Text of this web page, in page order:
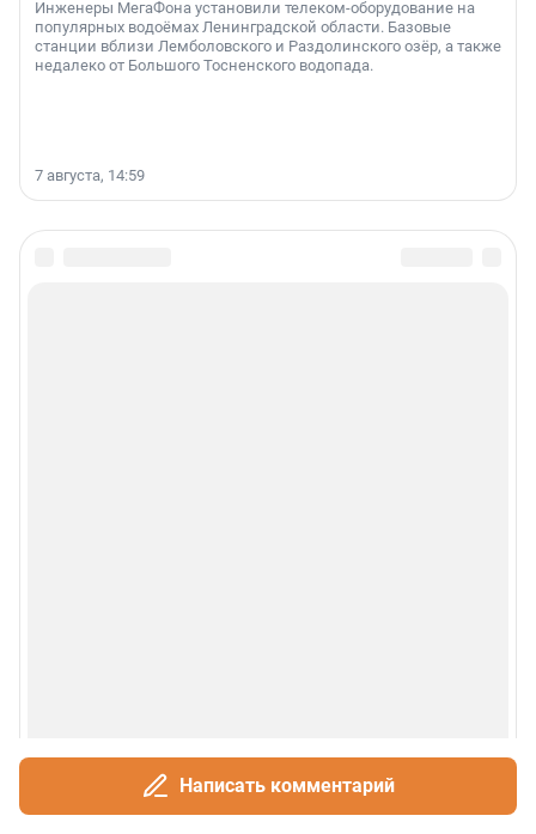
Инженеры МегаФона установили телеком-оборудование на
популярных водоёмах Ленинградской области. Базовые
станции вблизи Лемболовского и Раздолинского озёр, а также
недалеко от Большого Тосненского водопада.
7 августа, 14:59
Написать комментарий